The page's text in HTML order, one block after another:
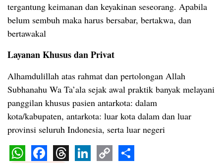
tergantung keimanan dan keyakinan seseorang. Apabila
belum sembuh maka harus bersabar, bertakwa, dan
bertawakal
Layanan Khusus dan Privat
Alhamdulillah atas rahmat dan pertolongan Allah
Subhanahu Wa Ta’ala sejak awal praktik banyak melayani
panggilan khusus pasien antarkota: dalam
kota/kabupaten, antarkota: luar kota dalam dan luar
provinsi seluruh Indonesia, serta luar negeri